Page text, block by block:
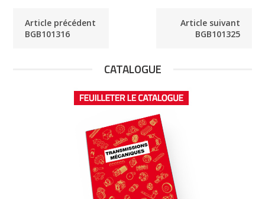
Article précédent
BGB101316
Article suivant
BGB101325
CATALOGUE